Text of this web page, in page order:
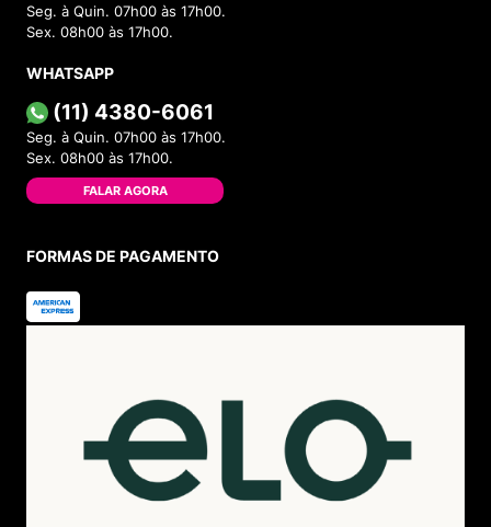
Seg. à Quin. 07h00 às 17h00.
Sex. 08h00 às 17h00.
WHATSAPP
(11) 4380-6061
Seg. à Quin. 07h00 às 17h00.
Sex. 08h00 às 17h00.
FALAR AGORA
FORMAS DE PAGAMENTO